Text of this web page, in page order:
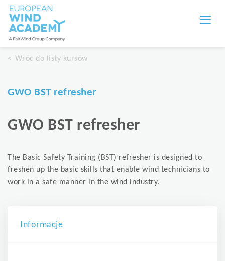
Wróc do listy kursów
GWO BST refresher
GWO BST refresher
The Basic Safety Training (BST) refresher is designed to
freshen up the basic skills that enable wind technicians to
work in a safe manner in the wind industry.
Informacje